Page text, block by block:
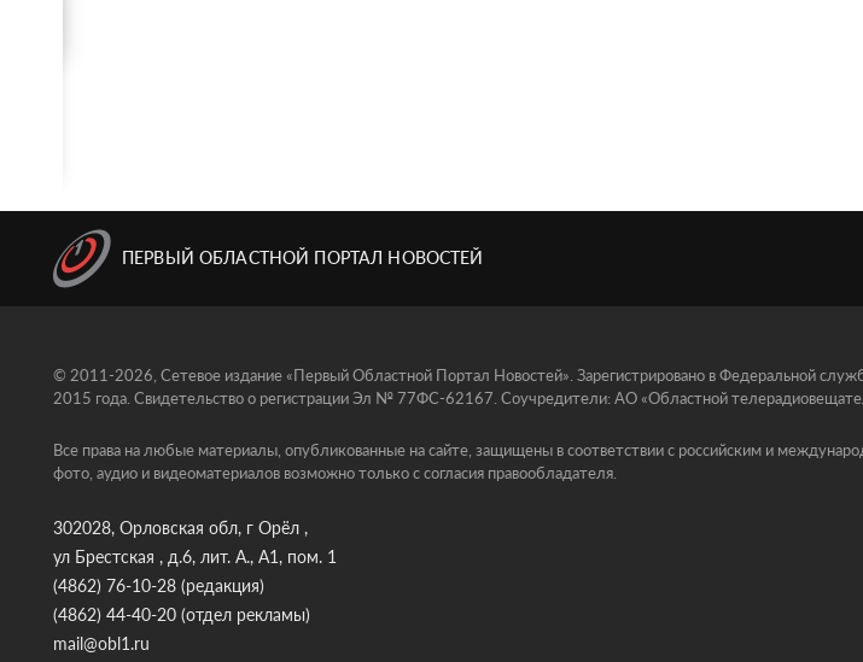
ПЕРВЫЙ ОБЛАСТНОЙ ПОРТАЛ НОВОСТЕЙ
© 2011-2026, Сетевое издание «Первый Областной Портал Новостей». Зарегистрировано в Федеральной
2015 года. Свидетельство о регистрации Эл № 77ФС-62167. Соучредители: АО «Областной
Все права на любые материалы, опубликованные на сайте, защищены в соответствии с российским и
фото, аудио и видеоматериалов возможно только с согласия правообладателя.
302028, Орловская обл, г Орёл ,
ул Брестская , д.6, лит. А., А1, пом. 1
(4862) 76-10-28 (редакция)
(4862) 44-40-20 (отдел рекламы)
mail@obl1.ru